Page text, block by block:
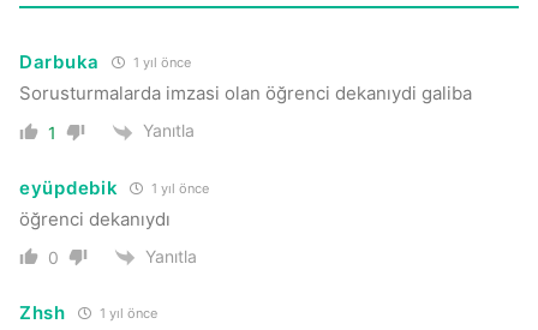
Darbuka 1 yıl önce
Sorusturmalarda imzasi olan öğrenci dekanıydi galiba
1 Yanıtla
eyüpdebik 1 yıl önce
öğrenci dekanıydı
0 Yanıtla
Zhsh 1 yıl önce